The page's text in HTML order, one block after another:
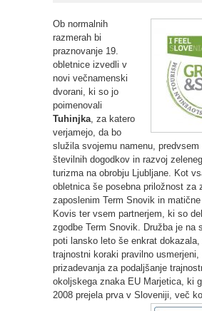
Ob normalnih
razmerah bi
praznovanje 19.
obletnice izvedli v
novi večnamenski
dvorani, ki so jo
poimenovali
Tuhinjka , za katero
verjamejo, da bo
služila svojemu namenu,
številnih dogodkov in razvoj
turizma na obrobju Ljubljane. Kot
obletnica še posebna priložnost za
zaposlenim Term Snovik in
Kovis ter vsem partnerjem, ki so
zgodbe Term Snovik. Družba je na
poti lansko leto še enkrat dokazala,
trajnostni koraki pravilno
prizadevanja za podaljšanje
okoljskega znaka EU Marjetica, ki
2008 prejela prva v Sloveniji, več